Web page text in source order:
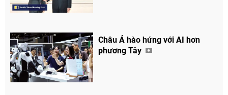
Châu Á hào hứng với AI hơn
phương Tây